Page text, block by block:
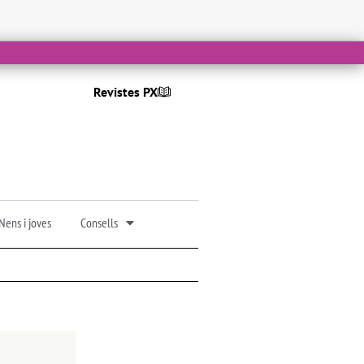
Revistes PX
i joves Consells